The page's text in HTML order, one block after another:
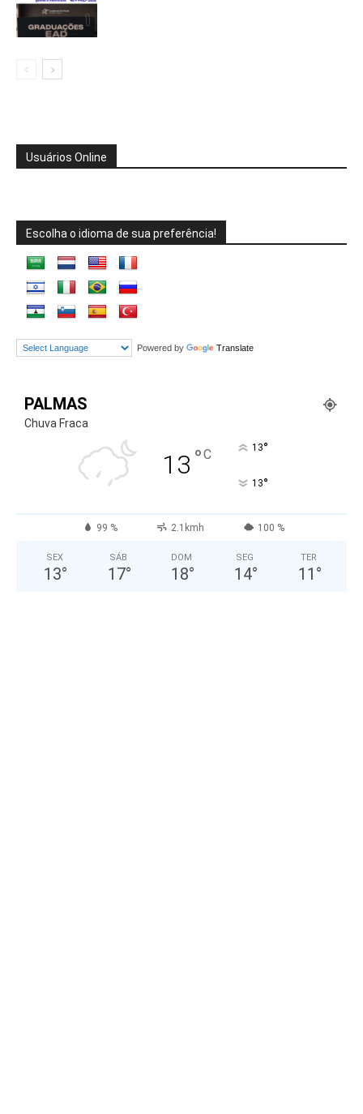
Usuários Online
Escolha o idioma de sua preferência!
Powered by Translate
PALMAS
Chuva Fraca
13 °C 13°
13°
99 % 2.1kmh 100 %
SEX
13°
SÁB
17°
DOM
18°
SEG
14°
TER
11 °